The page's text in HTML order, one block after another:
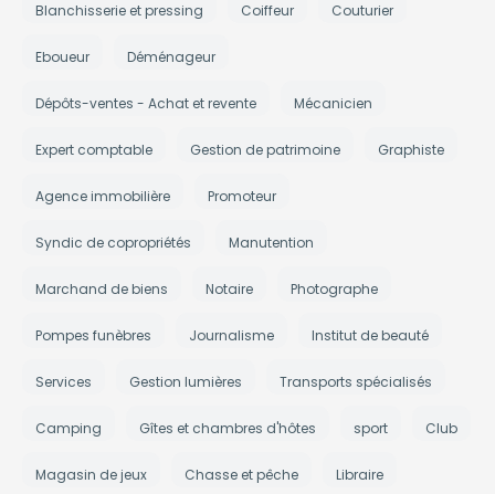
Blanchisserie et pressing Coiffeur Couturier
Eboueur Déménageur
Dépôts-ventes - Achat et revente Mécanicien
Expert comptable Gestion de patrimoine Graphiste
Agence immobilière Promoteur
Syndic de copropriétés Manutention
Marchand de biens Notaire Photographe
Pompes funèbres Journalisme Institut de beauté
Services Gestion lumières Transports spécialisés
Camping Gîtes et chambres d'hôtes sport Club
Magasin de jeux Chasse et pêche Libraire